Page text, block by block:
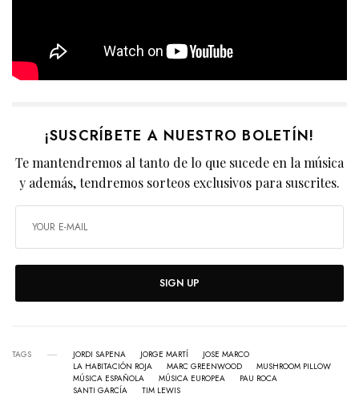
¡SUSCRÍBETE A NUESTRO BOLETÍN!
Te mantendremos al tanto de lo que sucede en la música
y además, tendremos sorteos exclusivos para suscrites.
SIGN UP
TAGS JORDI SAPENA JORGE MARTÍ
JOSE MARCO
LA HABITACIÓN ROJA
MARC GREENWOOD
MUSHROOM PILLOW
MÚSICA ESPAÑOLA
MÚSICA EUROPEA
PAU ROCA
SANTI GARCÍA
TIM LEWIS